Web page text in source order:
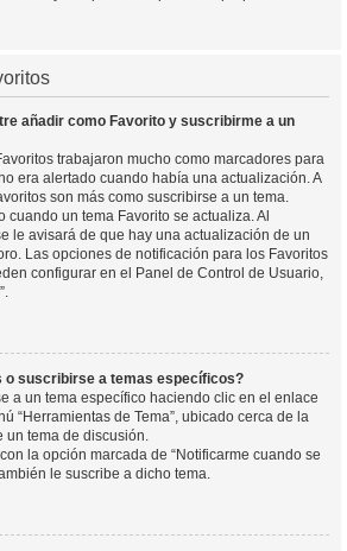
añadir como Favorito y suscribirme a un
trabajaron mucho como marcadores para
era alertado cuando había una actualización. A
son más como suscribirse a un tema.
cuando un tema Favorito se actualiza. Al
le avisará de que hay una actualización de un
Las opciones de notificación para los Favoritos
configurar en el Panel de Control de Usuario,
o suscribirse a temas específicos?
a un tema específico haciendo clic en el enlace
“Herramientas de Tema”, ubicado cerca de la
un tema de discusión.
la opción marcada de “Notificarme cuando se
le suscribe a dicho tema.